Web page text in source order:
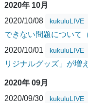
2020年 10月
2020/10/08
kukuluLIVE
できない問題について
2020/10/01
kukuluLIVE
リジナルグッズ」が増
2020年 09月
2020/09/30
kukuluLIVE